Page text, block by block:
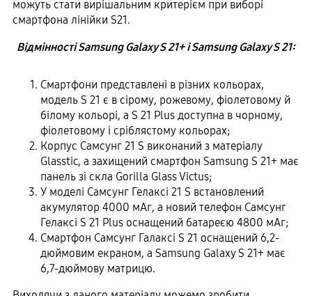
можуть стати вирішальним критерієм при виборі
смартфона лінійки S21.
Відмінності Samsung Galaxy S 21+ і Samsung Galaxy S 21:
Смартфони представлені в різних кольорах,
модель S 21 є в сірому, рожевому, фіолетовому й
білому кольорі, а S 21 Plus доступна в чорному,
фіолетовому і сріблястому кольорах;
Корпус Самсунг 21 S виконаний з матеріалу
Glasstic, а захищений смартфон Samsung S 21+ має
панель зі скла Gorilla Glass Victus;
У моделі Самсунг Гелаксі 21 S встановлений
акумулятор 4000 мАг, а новий телефон Самсунг
Гелаксі S 21 Plus оснащений батареєю 4800 мАг;
Смартфон Самсунг Галаксі S 21 оснащений 6,2-
дюймовим екраном, а Samsung Galaxy S 21+ має
6,7-дюймову матрицю.